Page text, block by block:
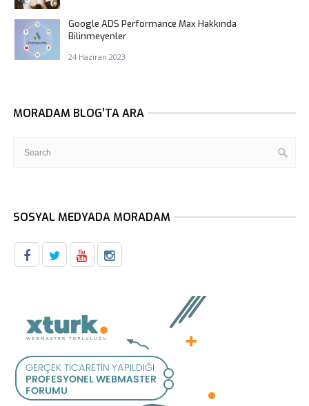
Google ADS Performance Max Hakkında
Bilinmeyenler
24 Haziran 2023
MORADAM BLOG’TA ARA
SOSYAL MEDYADA MORADAM